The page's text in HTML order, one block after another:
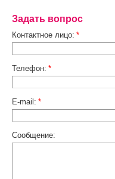
Задать вопрос
Контактное лицо: *
Телефон: *
E-mail: *
Сообщение: